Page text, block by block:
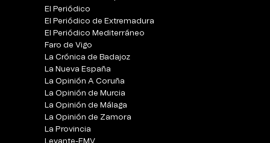
El Periódico
El Periódico de Extremadura
El Periódico Mediterráneo
Faro de Vigo
La Crónica de Badajoz
La Nueva España
La Opinión A Coruña
La Opinión de Murcia
La Opinión de Málaga
La Opinión de Zamora
La Provincia